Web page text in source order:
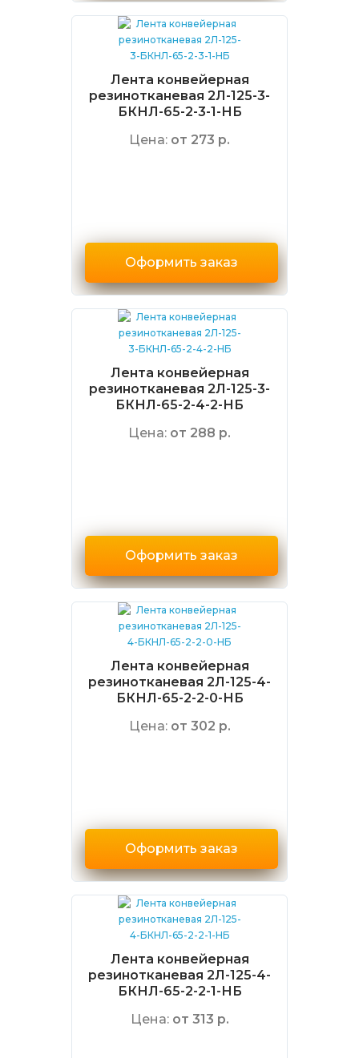
Лента конвейерная
резинотканевая 2Л-125-3-
БКНЛ-65-2-3-1-НБ
Цена: от 273 р.
Оформить заказ
Лента конвейерная
резинотканевая 2Л-125-3-
БКНЛ-65-2-4-2-НБ
Цена: от 288 р.
Оформить заказ
Лента конвейерная
резинотканевая 2Л-125-4-
БКНЛ-65-2-2-0-НБ
Цена: от 302 р.
Оформить заказ
Лента конвейерная
резинотканевая 2Л-125-4-
БКНЛ-65-2-2-1-НБ
Цена: от 313 р.